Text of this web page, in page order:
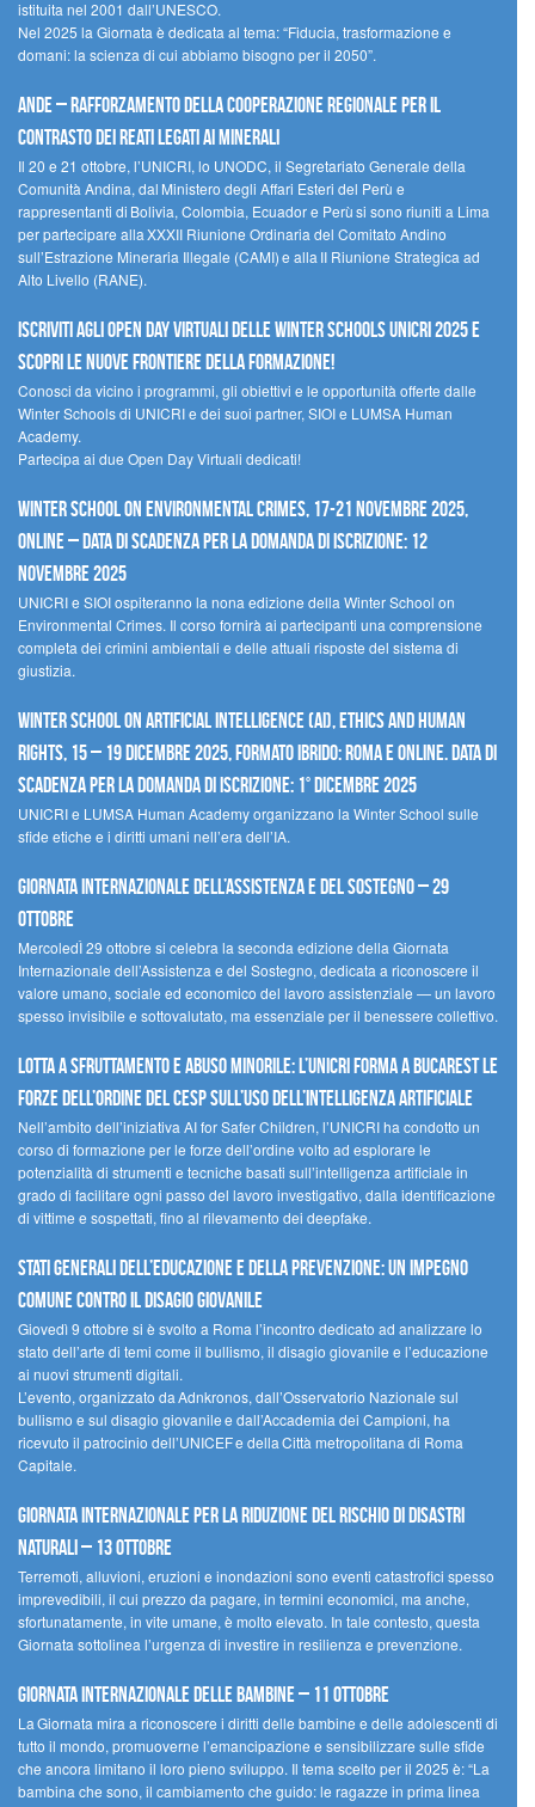
istituita nel 2001 dall’UNESCO.
Nel 2025 la Giornata è dedicata al tema: “Fiducia, trasformazione e
domani: la scienza di cui abbiamo bisogno per il 2050”.
Ande – Rafforzamento della cooperazione regionale per il
contrasto dei reati legati ai minerali
Il 20 e 21 ottobre, l’UNICRI, lo UNODC, il Segretariato Generale della
Comunità Andina, dal Ministero degli Affari Esteri del Perù e
rappresentanti di Bolivia, Colombia, Ecuador e Perù si sono riuniti a Lima
per partecipare alla XXXII Riunione Ordinaria del Comitato Andino
sull’Estrazione Mineraria Illegale (CAMI) e alla II Riunione Strategica ad
Alto Livello (RANE).
Iscriviti agli Open Day Virtuali delle Winter Schools UNICRI 2025 e
scopri le nuove frontiere della formazione!
Conosci da vicino i programmi, gli obiettivi e le opportunità offerte dalle
Winter Schools di UNICRI e dei suoi partner, SIOI e LUMSA Human
Academy.
Partecipa ai due Open Day Virtuali dedicati!
Winter School on Environmental Crimes, 17-21 novembre 2025,
Online – Data di scadenza per la domanda di iscrizione: 12
novembre 2025
UNICRI e SIOI ospiteranno la nona edizione della Winter School on
Environmental Crimes. Il corso fornirà ai partecipanti una comprensione
completa dei crimini ambientali e delle attuali risposte del sistema di
giustizia.
Winter School on Artificial Intelligence (AI), Ethics and Human
Rights, 15 – 19 dicembre 2025, Formato Ibrido: Roma e online. Data di
scadenza per la domanda di iscrizione: 1° dicembre 2025
UNICRI e LUMSA Human Academy organizzano la Winter School sulle
sfide etiche e i diritti umani nell’era dell’IA.
Giornata internazionale dell’assistenza e del sostegno – 29
ottobre
MercoledÌ 29 ottobre si celebra la seconda edizione della Giornata
Internazionale dell’Assistenza e del Sostegno, dedicata a riconoscere il
valore umano, sociale ed economico del lavoro assistenziale — un lavoro
spesso invisibile e sottovalutato, ma essenziale per il benessere collettivo.
Lotta a sfruttamento e abuso minorile: l’UNICRI forma a Bucarest le
forze dell’ordine del CESP sull’uso dell’Intelligenza Artificiale
Nell’ambito dell’iniziativa AI for Safer Children, l’UNICRI ha condotto un
corso di formazione per le forze dell’ordine volto ad esplorare le
potenzialità di strumenti e tecniche basati sull’intelligenza artificiale in
grado di facilitare ogni passo del lavoro investigativo, dalla identificazione
di vittime e sospettati, fino al rilevamento dei deepfake.
Stati Generali dell’Educazione e della Prevenzione: un impegno
comune contro il disagio giovanile
Giovedì 9 ottobre si è svolto a Roma l’incontro dedicato ad analizzare lo
stato dell’arte di temi come il bullismo, il disagio giovanile e l’educazione
ai nuovi strumenti digitali.
L’evento, organizzato da Adnkronos, dall’Osservatorio Nazionale sul
bullismo e sul disagio giovanile e dall’Accademia dei Campioni, ha
ricevuto il patrocinio dell’UNICEF e della Città metropolitana di Roma
Capitale.
Giornata internazionale per la riduzione del rischio di disastri
naturali – 13 ottobre
Terremoti, alluvioni, eruzioni e inondazioni sono eventi catastrofici spesso
imprevedibili, il cui prezzo da pagare, in termini economici, ma anche,
sfortunatamente, in vite umane, è molto elevato. In tale contesto, questa
Giornata sottolinea l’urgenza di investire in resilienza e prevenzione.
Giornata internazionale delle bambine – 11 ottobre
La Giornata mira a riconoscere i diritti delle bambine e delle adolescenti di
tutto il mondo, promuoverne l’emancipazione e sensibilizzare sulle sfide
che ancora limitano il loro pieno sviluppo. Il tema scelto per il 2025 è: “La
bambina che sono, il cambiamento che guido: le ragazze in prima linea